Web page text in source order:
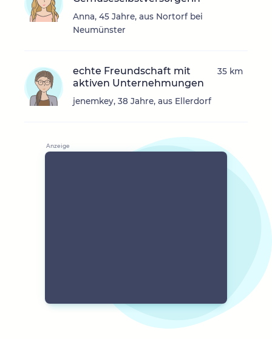
Anna, 45 Jahre, aus Nortorf bei
Neumünster
echte Freundschaft mit
aktiven Unternehmungen
jenemkey, 38 Jahre, aus Ellerdorf
35 km